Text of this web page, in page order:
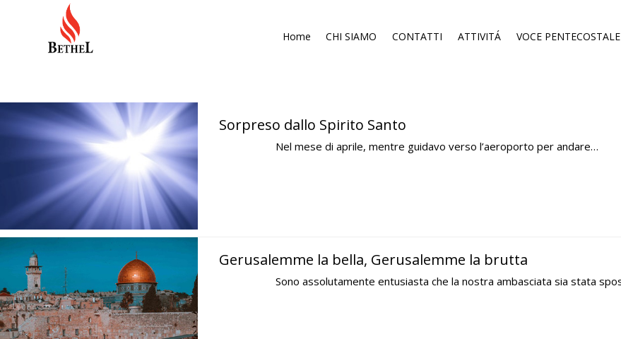
Home CHI SIAMO CONTATTI ATTIVITÁ VOCE PENTECOSTALE
Sorpreso dallo Spirito Santo
Nel mese di aprile, mentre guidavo verso l’aeroporto per andare…
Gerusalemme la bella, Gerusalemme la brutta
Sono assolutamente entusiasta che la nostra ambasciata sia stata